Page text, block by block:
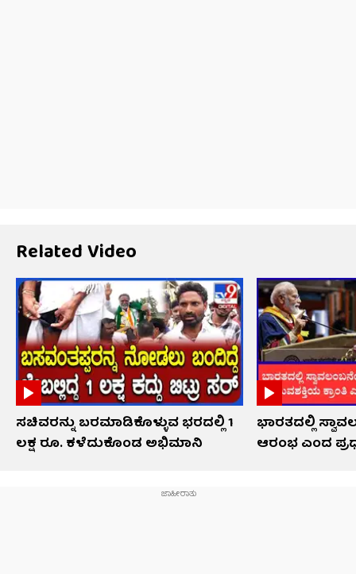
Related Video
ಸಚಿವರನ್ನು ಬರಮಾಡಿಕೊಳ್ಳುವ ಭರದಲ್ಲಿ 1
ಲಕ್ಷ ರೂ. ಕಳೆದುಕೊಂಡ ಅಭಿಮಾನಿ
ಭಾರತದಲ್ಲಿ
ಆರಂಭ ಎಂದ